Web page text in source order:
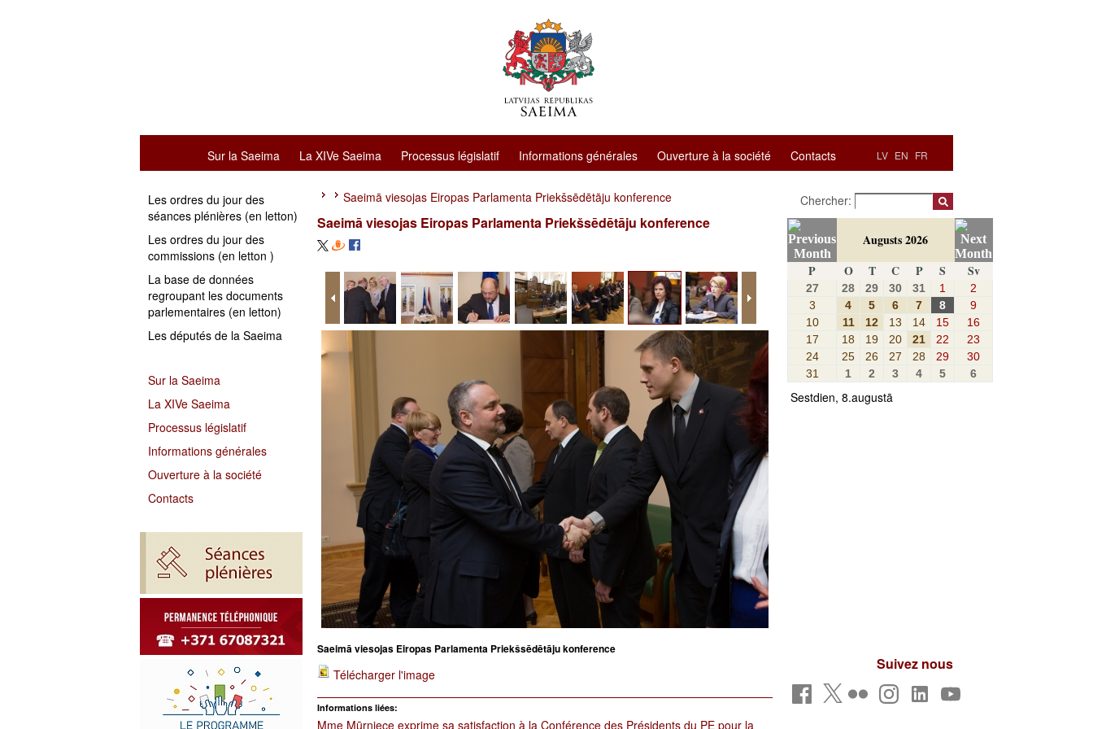
LV EN FR
Sur la Saeima La XIVe Saeima Processus législatif Informations générales Ouverture à la société Contacts
Les ordres du jour des
séances plénières (en letton)
Les ordres du jour des
commissions (en letton )
La base de données
regroupant les documents
parlementaires (en letton)
Les députés de la Saeima
Sur la Saeima
La XIVe Saeima
Processus législatif
Informations générales
Ouverture à la société
Contacts
Saeimā viesojas Eiropas Parlamenta Priekšsēdētāju konference
Saeimā viesojas Eiropas Parlamenta Priekšsēdētāju konference
Saeimā viesojas Eiropas Parlamenta Priekšsēdētāju konference
Télécharger l'image
Informations liées:
Mme Mūrniece exprime sa satisfaction à la Conférence des Présidents du PE pour la
Chercher:
Augusts 2026
P
O T C P S Sv
27 28 29 30 31 1
2
3
4 5 6 7 8
9
10
11 12 13 14 15
16
17
18 19 20 21 22
23
24
25 26 27 28 29
30
31
1 2 3 4 5 6
Sestdien, 8.augustā
Suivez nous